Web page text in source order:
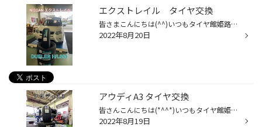
エクストレイル タイヤ交換
皆さまこんにちは(^^)いつもタイヤ館姫路中央店webをご覧いただき誠にありがとうございます！ 本日は日産エクストレイルのタイヤ交換をご紹介します！ お選びいただいたのはDUELERH/L850です！ 交換前と同じタイヤでご購入いただきました(^^) これで安全•安心にお車を運転していただけますね♪ この...
2022年8月20日
アウディA3 タイヤ交換
皆さんこんにちは(*^^*)いつもタイヤ館姫路中央店WEBをご覧いただき誠にありがとうございますm(_ _)m 本日はアウディA3のタイヤ交換をご紹介します！ 今回ご購入されたのはREGNO GR-XⅡです！ REGNO GR-XⅡの詳細はコチラ こちらのタイヤはブリヂストンタイヤの最高級タイヤになっており乗車時に快適...
2022年8月19日